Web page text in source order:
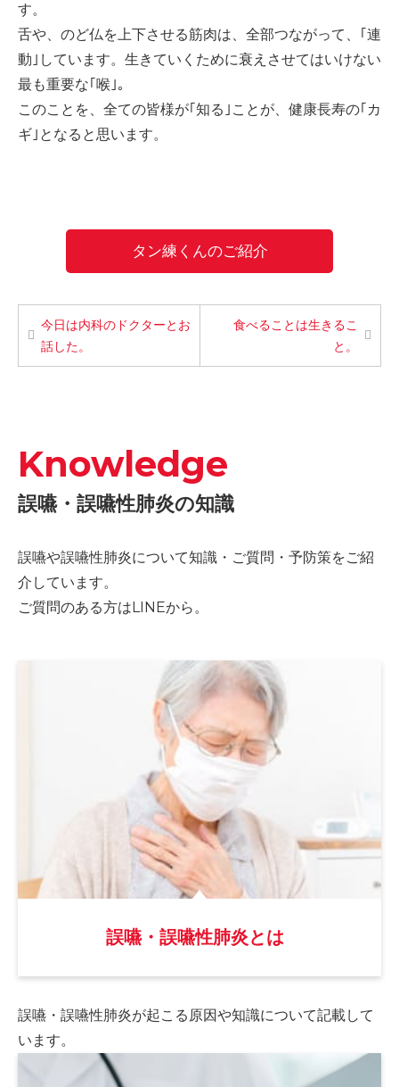
ショップ
す。
舌や、のど仏を上下させる筋肉は、全部つながって、｢連
動｣しています。生きていくために衰えさせてはいけない
最も重要な｢喉｣。
このことを、全ての皆様が｢知る｣ことが、健康長寿の｢カ
ギ｣となると思います。
タン練くんのご紹介
今日は内科のドクターとお
話した。
食べることは生きるこ
と。
Knowledge
誤嚥・誤嚥性肺炎の知識
誤嚥や誤嚥性肺炎について知識・ご質問・予防策をご紹
介しています。
ご質問のある方はLINEから。
誤嚥・誤嚥性肺炎とは
誤嚥・誤嚥性肺炎が起こる原因や知識について記載して
います。